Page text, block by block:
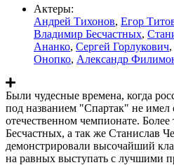
Актеры:
Андрей Тихонов, Егор
Владимир Бесчастных,
Ананко, Сергей Горлукович,
Онопко, Александр
Были чудесные времена, когда
под названием "Спартак" не имел
отечественном чемпионате.
Бесчастных, а так же Станислав
демонстрировали высочайший
на равных выступать с лучшими